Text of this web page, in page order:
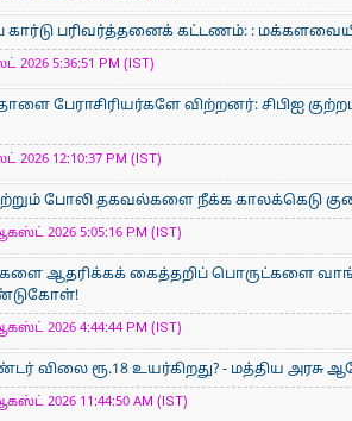
கார்டு பரிவர்த்தனைக் கட்டணம்: :
5:36:51 PM (IST)
பேராசிரியர்களே விற்றனர்: சிபிஐ
12:10:37 PM (IST)
போலி தகவல்களை நீக்க காலக்கெடு
2026 5:05:16 PM (IST)
ஆதரிக்கக் கைத்தறிப் பொருட்களை
2026 4:44:44 PM (IST)
விலை ரூ.18 உயர்கிறது? - மத்திய அரசு
2026 11:44:50 AM (IST)